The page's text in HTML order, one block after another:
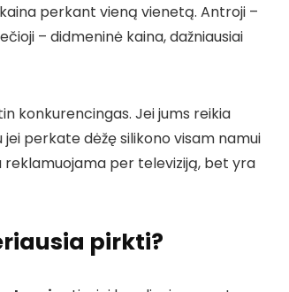
perkant vieną vienetą. Antroji –
– didmeninė kaina, dažniausiai
konkurencingas. Jei jums reikia
perkate dėžę silikono visam namui
reklamuojama per televiziją, bet yra
pirkti?